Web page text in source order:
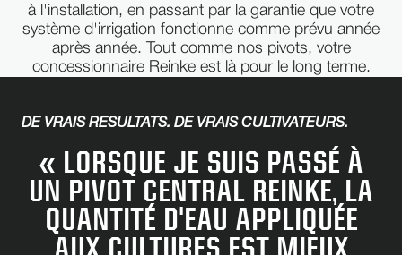
à l'installation, en passant par la garantie que votre
système d'irrigation fonctionne comme prévu année
après année. Tout comme nos pivots, votre
concessionnaire Reinke est là pour le long terme.
DE VRAIS RÉSULTATS. DE VRAIS CULTIVATEURS.
« LORSQUE JE SUIS PASSÉ À
UN PIVOT CENTRAL REINKE, LA
QUANTITÉ D'EAU APPLIQUÉE